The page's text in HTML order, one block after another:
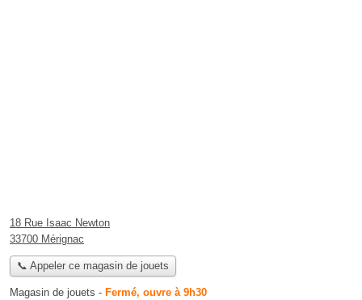
18 Rue Isaac Newton
33700 Mérignac
📞 Appeler ce magasin de jouets
Magasin de jouets - Fermé, ouvre à 9h30